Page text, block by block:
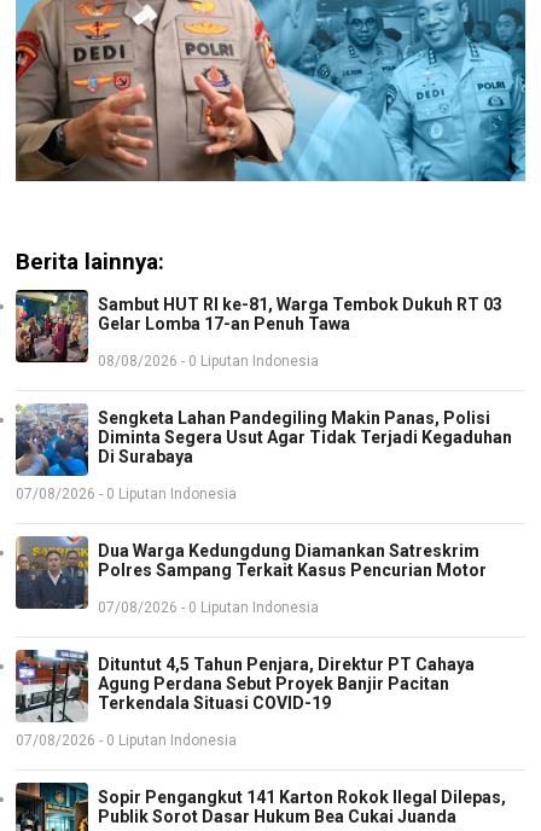
Berita lainnya:
Sambut HUT RI ke-81, Warga Tembok Dukuh RT 03
Gelar Lomba 17-an Penuh Tawa
08/08/2026 - 0 Liputan Indonesia
Sengketa Lahan Pandegiling Makin Panas, Polisi
Diminta Segera Usut Agar Tidak Terjadi Kegaduhan
Di Surabaya
07/08/2026 - 0 Liputan Indonesia
Dua Warga Kedungdung Diamankan Satreskrim
Polres Sampang Terkait Kasus Pencurian Motor
07/08/2026 - 0 Liputan Indonesia
Dituntut 4,5 Tahun Penjara, Direktur PT Cahaya
Agung Perdana Sebut Proyek Banjir Pacitan
Terkendala Situasi COVID-19
07/08/2026 - 0 Liputan Indonesia
Sopir Pengangkut 141 Karton Rokok Ilegal Dilepas,
Publik Sorot Dasar Hukum Bea Cukai Juanda